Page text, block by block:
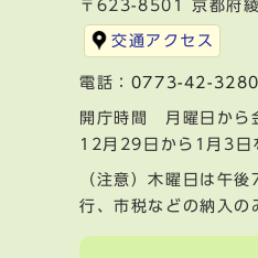
〒623-8501 京都府
交通アクセス
電話： 0773-42-3280
開庁時間 月曜日から
12月29日から1月3日
（注意）木曜日は午
行、市税などの納入の